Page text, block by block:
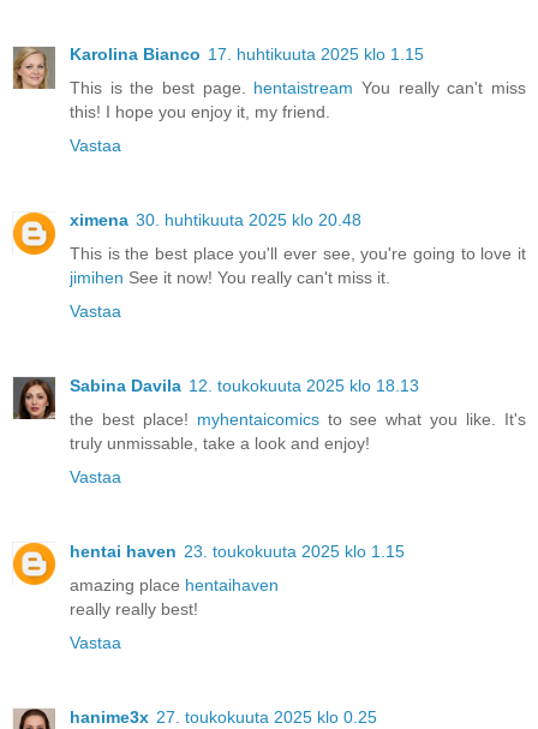
Karolina Bianco 17. huhtikuuta 2025 klo 1.15
This is the best page. hentaistream You really can't miss
this! I hope you enjoy it, my friend.
Vastaa
ximena 30. huhtikuuta 2025 klo 20.48
This is the best place you'll ever see, you're going to love it
jimihen See it now! You really can't miss it.
Vastaa
Sabina Davila 12. toukokuuta 2025 klo 18.13
the best place! myhentaicomicsto see what you like. It's
truly unmissable, take a look and enjoy!
Vastaa
hentai haven 23. toukokuuta 2025 klo 1.15
amazing place hentaihaven
really really best!
Vastaa
hanime3x 27. toukokuuta 2025 klo 0.25